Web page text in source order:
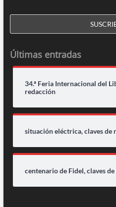
Últimas entradas
34.ª Feria Internacional del
redacción
situación eléctrica, claves de
centenario de Fidel, claves